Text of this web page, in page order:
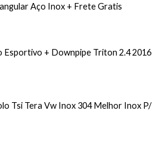
Aço Inox + Frete Gratis
Esportivo + Downpipe Triton 2.4 2016
Tsi Tera Vw Inox 304 Melhor Inox P/